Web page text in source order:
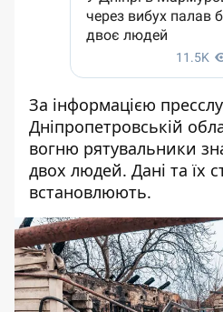
За інформацією
Дніпропетровській
вогню рятувальники
двох людей. Дані та їх
встановлюють.